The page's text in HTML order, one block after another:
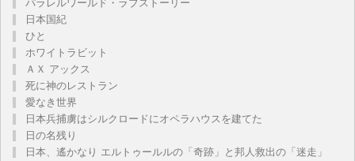
パラレルワールド・ラブストーリー
日本国紀
ひと
ホワイトラビット
ＡＸ アックス
死に神のレストラン
愛なき世界
日本兵捕虜はシルクロードにオペラハウスを建てた
日の名残り
日本、遙かなり エルトゥールルの「奇跡」と邦人救出の「迷走」